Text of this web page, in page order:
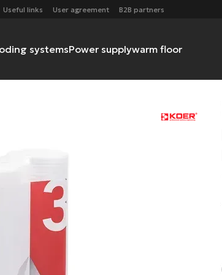
Useful links User agreement B2B partners
systemsPower supplywarm floor